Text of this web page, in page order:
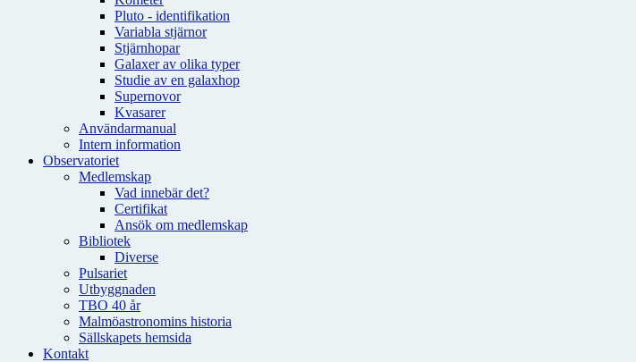
Pluto - identifikation
Variabla stjärnor
Stjärnhopar
Galaxer av olika typer
Studie av en galaxhop
Supernovor
Kvasarer
Användarmanual
Intern information
Observatoriet
Medlemskap
Vad innebär det?
Certifikat
Ansök om medlemskap
Bibliotek
Diverse
Pulsariet
Utbyggnaden
TBO 40 år
Malmöastronomins historia
Sällskapets hemsida
Kontakt